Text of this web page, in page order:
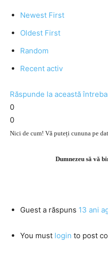
Newest First
Oldest First
Random
Recent activ
Răspunde la această
0
0
Nici de cum! Vă puteți cununa pe
Dumnezeu să vă
Guest a răspuns 13 ani
You must login to post